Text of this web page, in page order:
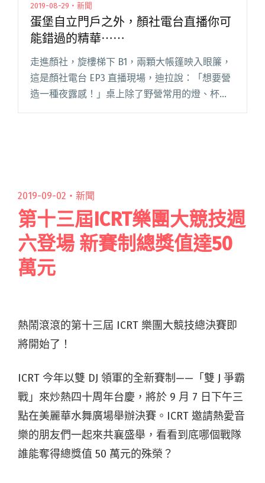
2019-08-29・新聞
蛋堡自立門戶之外，顏社電台直播你可
能錯過的精華⋯⋯
走進顏社，旋樓梯下 B1，兩顆大帳篷映入眼簾，
這是顏社電台 EP3 直播現場，迪拉說：「想要營
造一種夜露感！」桌上除了野營常用的燈、杯
2019-09-02・ 新聞
第十三屆ICRT樂團大競技週
六登場 新賽制總獎值達50
萬元
熱鬧滾滾的第十三屆 ICRT 樂團大競技總決賽即
將開始了！
ICRT 今年以雙 DJ 領軍的全新賽制——「雙 J 爭霸
戰」來炒熱四十周年台慶，將於 9 月 7 日下午三
點在美麗華水舞廣場舉辦決賽。ICRT 邀請熱愛音
樂的朋友們一起來共襄盛舉，看看到底哪個戰隊
誰能奪得總獎值 50 萬元的殊榮？